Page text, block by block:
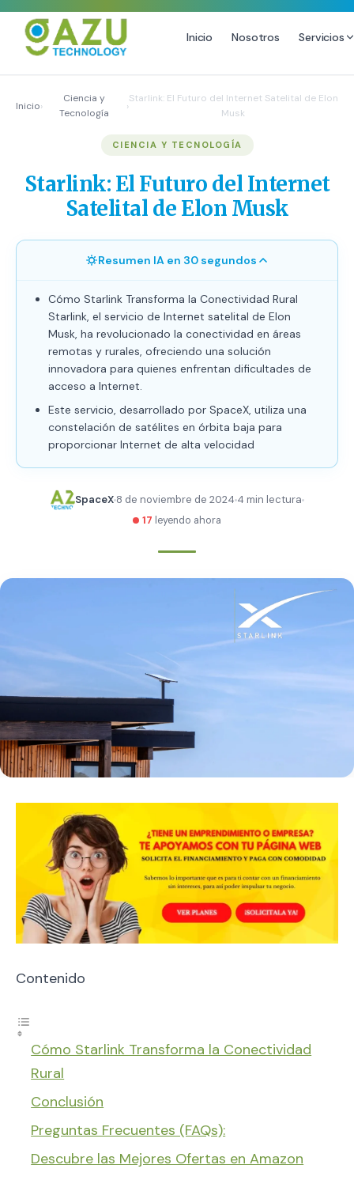
Inicio Nosotros Servicios
Email Marketing y SMS
Publicidad Digital
Growth Youtube ↗
Producción de Videos
Inicio›
Ciencia y
Tecnología
›
Starlink: El Futuro del Internet Satelital de Elon
Musk
CIENCIA Y TECNOLOGÍA
Starlink: El Futuro del Internet
Satelital de Elon Musk
Resumen IA en 30 segundos
Cómo Starlink Transforma la Conectividad Rural
Starlink, el servicio de Internet satelital de Elon
Musk, ha revolucionado la conectividad en áreas
remotas y rurales, ofreciendo una solución
innovadora para quienes enfrentan dificultades de
acceso a Internet.
Este servicio, desarrollado por SpaceX, utiliza una
constelación de satélites en órbita baja para
proporcionar Internet de alta velocidad
SpaceX 8 de noviembre de 2024 4 min lectura
17 leyendo ahora
Contenido
Cómo Starlink Transforma la Conectividad
Rural
Conclusión
Preguntas Frecuentes (FAQs):
Descubre las Mejores Ofertas en Amazon